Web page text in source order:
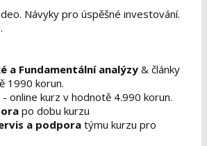
Návyky pro úspěšné investování.
a Fundamentální analýzy& články
1990 korun.
- online kurz v hodnotě 4.990 korun.
po dobu kurzu
a podpora týmu kurzu pro